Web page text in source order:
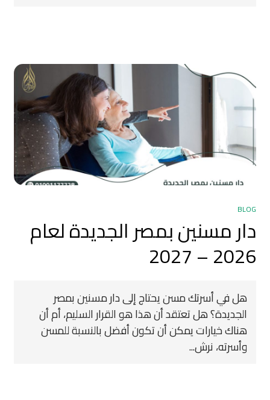
BLOG
دار مسنين بمصر الجديدة لعام
2026 – 2027
هل في أسرتك مسن يحتاج إلى دار مسنين بمصر
الجديدة؟ هل تعتقد أن هذا هو القرار السليم، أم أن
هناك خيارات يمكن أن تكون أفضل بالنسبة للمسن
وأسرته، نرش...